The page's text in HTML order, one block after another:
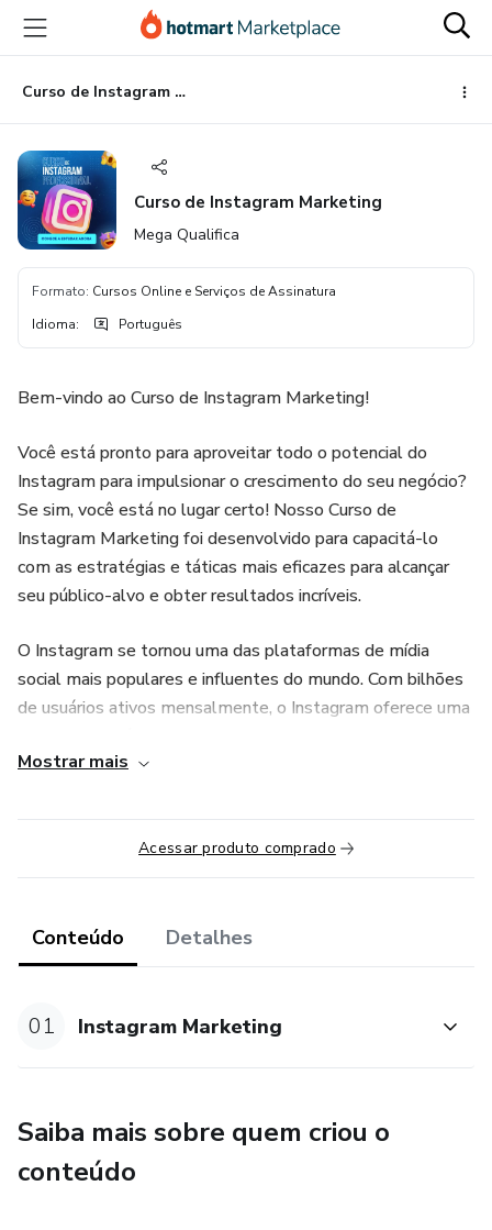
para
conteúdo
principal
para
pagamento
para
rodapé
Curso de Instagram Marketing
Curso de Instagram Marketing
Mega Qualifica
Formato: Cursos Online e Serviços de Assinatura
Idioma: Português
Bem-vindo ao Curso de Instagram Marketing!
Você está pronto para aproveitar todo o potencial do
Instagram para impulsionar o crescimento do seu negócio?
Se sim, você está no lugar certo! Nosso Curso de
Instagram Marketing foi desenvolvido para capacitá-lo
com as estratégias e táticas mais eficazes para alcançar
seu público-alvo e obter resultados incríveis.
O Instagram se tornou uma das plataformas de mídia
social mais populares e influentes do mundo. Com bilhões
de usuários ativos mensalmente, o Instagram oferece uma
reconhecimento e impulsionar as vendas.
Durante nosso curso abrangente, você aprenderá desde os
conceitos básicos até as estratégias avançadas de
marketing no Instagram.
Não perca mais tempo! Inscreva-se agora mesmo no
nosso Curso de Instagram Marketing e descubra como
impulsionar sua marca, expandir sua base de seguidores e
Mostrar mais
Acessar produto comprado
Conteúdo Detalhes
01 Instagram Marketing
Saiba mais sobre quem criou o
conteúdo